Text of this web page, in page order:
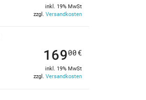
inkl. 19% MwSt
zzgl. Versandkosten
16900 €
inkl. 19% MwSt
zzgl. Versandkosten